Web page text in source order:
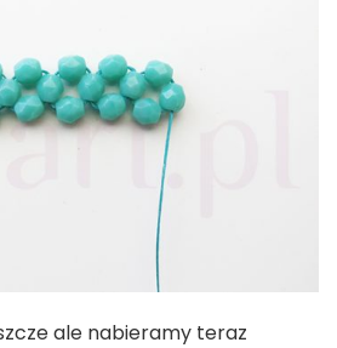
ale nabieramy teraz